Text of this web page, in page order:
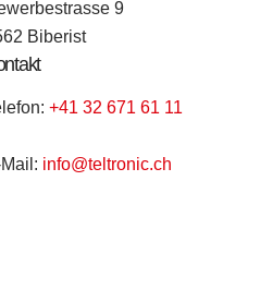
9
Biberist
+41 32 671 61 11
info@teltronic.ch